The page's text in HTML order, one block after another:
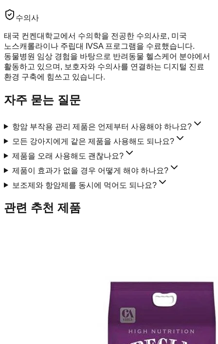
수의사
태국 컨켄대학교에서 수의학을 전공한 수의사로, 미국
노스캐롤라이나 주립대 IVSA 프로그램을 수료했습니다.
동물병원 임상 경험을 바탕으로 반려동물 헬스케어 분야에서
활동하고 있으며, 보호자와 수의사를 연결하는 디지털 진료
환경 구축에 힘쓰고 있습니다.
자주 묻는 질문
항암 부작용 관리 제품은 언제부터 사용해야 하나요?
모든 강아지에게 같은 제품을 사용해도 되나요?
제품을 오래 사용해도 괜찮나요?
제품이 효과가 없을 경우 어떻게 해야 하나요?
보조제와 항암제를 동시에 먹어도 되나요?
관련 추천 제품